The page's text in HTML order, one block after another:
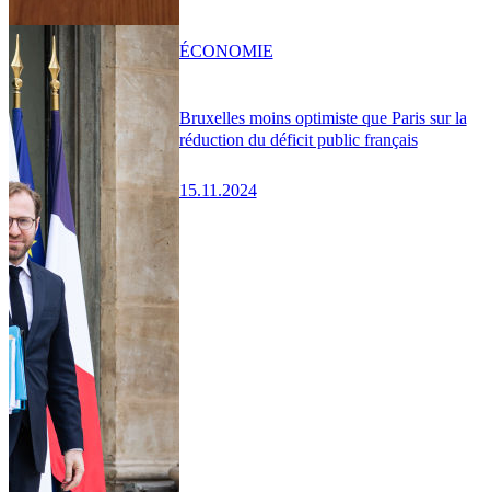
Bruxelles moins optimiste que Paris sur la
réduction du déficit public français
15.11.2024
ÉCONOMIE